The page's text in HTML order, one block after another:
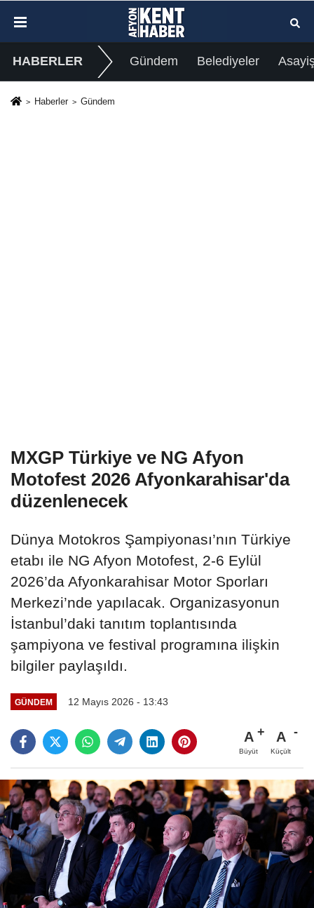
HABERLER Gündem Belediyeler
Haberler Gündem
MXGP Türkiye ve NG Afyon
Motofest 2026 Afyonkarahisar'da
düzenlenecek
Dünya Motokros Şampiyonası’nın Türkiye
etabı ile NG Afyon Motofest, 2-6 Eylül
2026’da Afyonkarahisar Motor Sporları
Merkezi’nde yapılacak. Organizasyonun
İstanbul’daki tanıtım toplantısında
şampiyona ve festival programına ilişkin
bilgiler paylaşıldı.
GÜNDEM 12 Mayıs 2026 - 13:43
A
Büyüt
A
Küçült